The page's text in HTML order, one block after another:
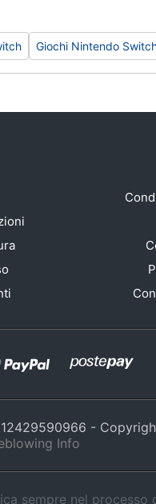
Giochi Nintendo
12429590966 -
Info
sempre nel processo